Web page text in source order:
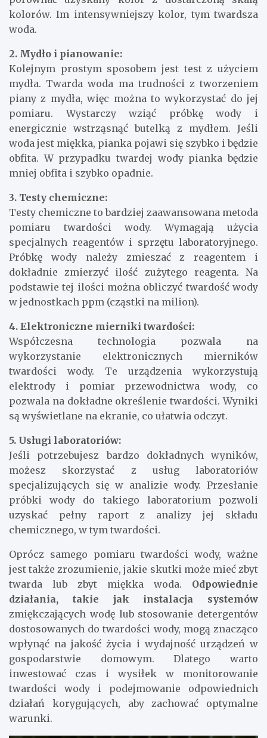
kolorów. Im intensywniejszy kolor, tym twardsza
woda.
2. Mydło i pianowanie:
Kolejnym prostym sposobem jest test z użyciem
mydła. Twarda woda ma trudności z tworzeniem
piany z mydła, więc można to wykorzystać do jej
pomiaru. Wystarczy wziąć próbkę wody i
energicznie wstrząsnąć butelką z mydłem. Jeśli
woda jest miękka, pianka pojawi się szybko i będzie
obfita. W przypadku twardej wody pianka będzie
mniej obfita i szybko opadnie.
3. Testy chemiczne:
Testy chemiczne to bardziej zaawansowana metoda
pomiaru twardości wody. Wymagają użycia
specjalnych reagentów i sprzętu laboratoryjnego.
Próbkę wody należy zmieszać z reagentem i
dokładnie zmierzyć ilość zużytego reagenta. Na
podstawie tej ilości można obliczyć twardość wody
w jednostkach ppm (cząstki na milion).
4. Elektroniczne mierniki twardości:
Współczesna technologia pozwala na
wykorzystanie elektronicznych mierników
twardości wody. Te urządzenia wykorzystują
elektrody i pomiar przewodnictwa wody, co
pozwala na dokładne określenie twardości. Wyniki
są wyświetlane na ekranie, co ułatwia odczyt.
5. Usługi laboratoriów:
Jeśli potrzebujesz bardzo dokładnych wyników,
możesz skorzystać z usług laboratoriów
specjalizujących się w analizie wody. Przesłanie
próbki wody do takiego laboratorium pozwoli
uzyskać pełny raport z analizy jej składu
chemicznego, w tym twardości.
Oprócz samego pomiaru twardości wody, ważne
jest także zrozumienie, jakie skutki może mieć zbyt
twarda lub zbyt miękka woda. Odpowiednie
działania, takie jak instalacja systemów
zmiękczających wodę lub stosowanie detergentów
dostosowanych do twardości wody, mogą znacząco
wpłynąć na jakość życia i wydajność urządzeń w
gospodarstwie domowym. Dlatego warto
inwestować czas i wysiłek w monitorowanie
twardości wody i podejmowanie odpowiednich
działań korygujących, aby zachować optymalne
warunki.